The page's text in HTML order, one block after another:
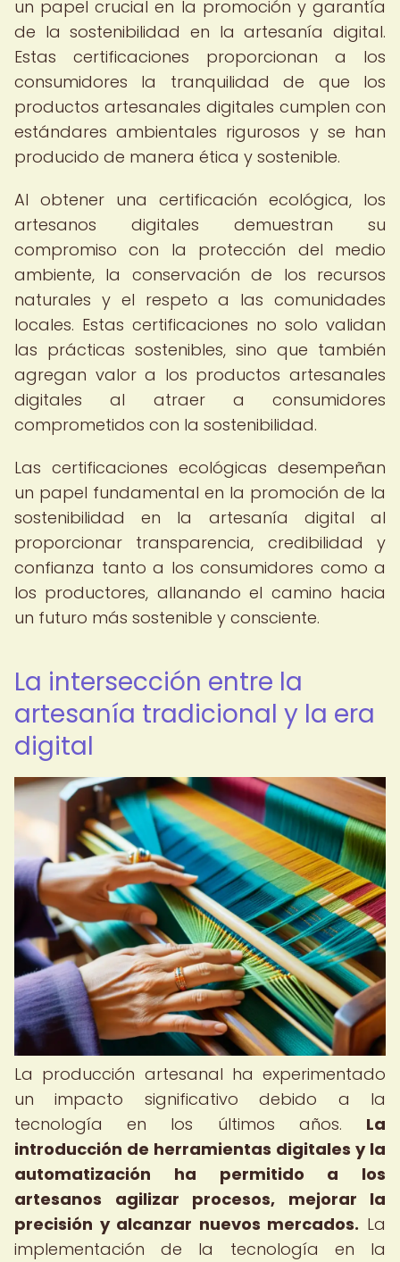
un papel crucial en la promoción y garantía
de la sostenibilidad en la artesanía digital.
Estas certificaciones proporcionan a los
consumidores la tranquilidad de que los
productos artesanales digitales cumplen con
estándares ambientales rigurosos y se han
producido de manera ética y sostenible.
Al obtener una certificación ecológica, los
artesanos digitales demuestran su
compromiso con la protección del medio
ambiente, la conservación de los recursos
naturales y el respeto a las comunidades
locales. Estas certificaciones no solo validan
las prácticas sostenibles, sino que también
agregan valor a los productos artesanales
digitales al atraer a consumidores
comprometidos con la sostenibilidad.
Las certificaciones ecológicas desempeñan
un papel fundamental en la promoción de la
sostenibilidad en la artesanía digital al
proporcionar transparencia, credibilidad y
confianza tanto a los consumidores como a
los productores, allanando el camino hacia
un futuro más sostenible y consciente.
La intersección entre la
artesanía tradicional y la era
digital
La producción artesanal ha experimentado
un impacto significativo debido a la
tecnología en los últimos años. La
introducción de herramientas digitales y la
automatización ha permitido a los
artesanos agilizar procesos, mejorar la
precisión y alcanzar nuevos mercados. La
implementación de la tecnología en la